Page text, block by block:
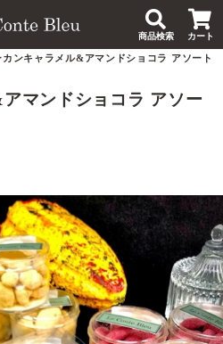
商品検索 カート
カンキャラメル&アマンドショコラ アソート
マンドショコラ アソー